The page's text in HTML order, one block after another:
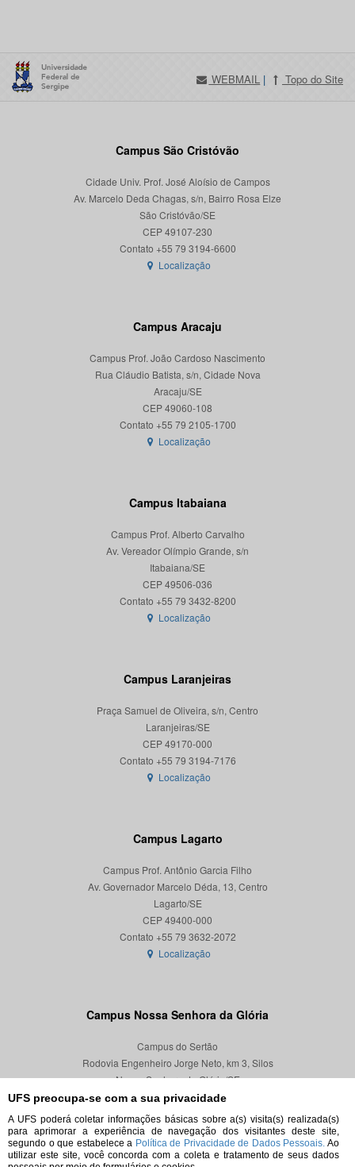
UFS preocupa-se com a sua privacidade
A UFS poderá coletar informações básicas sobre a(s) visita(s) realizada(s)
para aprimorar a experiência de navegação dos visitantes deste site,
segundo o que estabelece a Política de Privacidade de Dados Pessoais. Ao
utilizar este site, você concorda com a coleta e tratamento de seus dados
WEBMAIL | Topo do Site
Campus São Cristóvão
Cidade Univ. Prof. José Aloísio de Campos
Av. Marcelo Deda Chagas, s/n, Bairro Rosa Elze
São Cristóvão/SE
CEP 49107-230
Localização
Campus Aracaju
Campus Prof. João Cardoso Nascimento
Rua Cláudio Batista, s/n, Cidade Nova
Aracaju/SE
CEP 49060-108
Localização
Campus Itabaiana
Campus Prof. Alberto Carvalho
Av. Vereador Olímpio Grande, s/n
Itabaiana/SE
CEP 49506-036
Localização
Campus Laranjeiras
Praça Samuel de Oliveira, s/n, Centro
Laranjeiras/SE
CEP 49170-000
Localização
Campus Lagarto
Campus Prof. Antônio Garcia Filho
Av. Governador Marcelo Déda, 13, Centro
Lagarto/SE
CEP 49400-000
Localização
Campus Nossa Senhora da Glória
Campus do Sertão
Rodovia Engenheiro Jorge Neto, km 3, Silos
Nossa Senhora da Glória/SE
CEP 49680-000
Localização